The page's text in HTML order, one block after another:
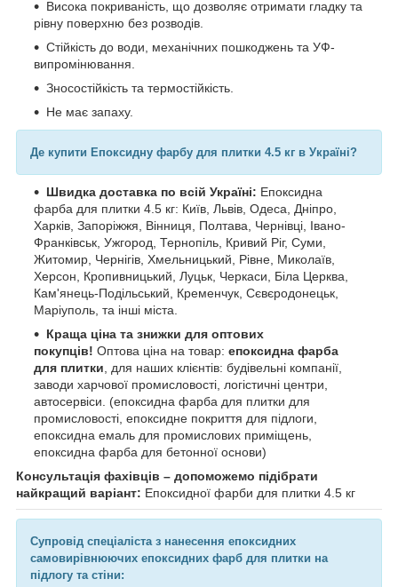
Висока покриваність, що дозволяє отримати гладку та
рівну поверхню без розводів.
Стійкість до води, механічних пошкоджень та УФ-
випромінювання.
Зносостійкість та термостійкість.
Не має запаху.
Де купити Епоксидну фарбу для плитки 4.5 кг в Україні?
Швидка доставка по всій Україні: Епоксидна
фарба для плитки 4.5 кг: Київ, Львів, Одеса, Дніпро,
Харків, Запоріжжя, Вінниця, Полтава, Чернівці, Івано-
Франківськ, Ужгород, Тернопіль, Кривий Ріг, Суми,
Житомир, Чернігів, Хмельницький, Рівне, Миколаїв,
Херсон, Кропивницький, Луцьк, Черкаси, Біла Церква,
Кам'янець-Подільський, Кременчук, Сєвєродонецьк,
Маріуполь, та інші міста.
Краща ціна та знижки для оптових
покупців! Оптова ціна на товар: епоксидна фарба
для плитки, для наших клієнтів: будівельні компанії,
заводи харчової промисловості, логістичні центри,
автосервіси. (епоксидна фарба для плитки для
промисловості, епоксидне покриття для підлоги,
епоксидна емаль для промислових приміщень,
епоксидна фарба для бетонної основи)
Консультація фахівців – допоможемо підібрати
найкращий варіант: Епоксидної фарби для плитки 4.5 кг
Супровід спеціаліста з нанесення епоксидних
самовирівнюючих епоксидних фарб для плитки на
підлогу та стіни: